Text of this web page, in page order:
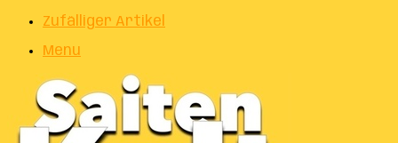
Zufälliger Artikel
Menu